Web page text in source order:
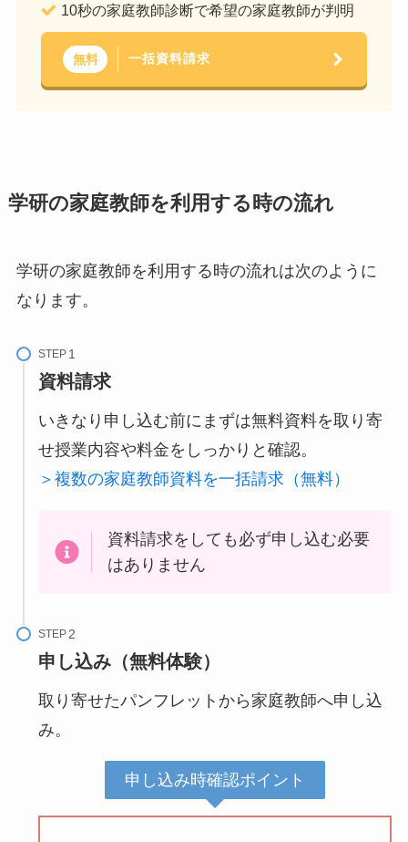
10秒の家庭教師診断で希望の家庭教師が判明
無料 一括資料請求
学研の家庭教師を利用する時の流れ
学研の家庭教師を利用する時の流れは次のように
なります。
STEP
資料請求
いきなり申し込む前にまずは無料資料を取り寄
せ授業内容や料金をしっかりと確認。
＞複数の家庭教師資料を一括請求（無料）
資料請求をしても必ず申し込む必要
はありません
STEP
申し込み（無料体験）
取り寄せたパンフレットから家庭教師へ申し込
み。
申し込み時確認ポイント